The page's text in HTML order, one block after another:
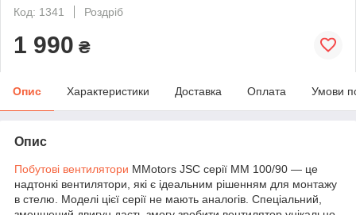
Код: 1341
Роздріб
1 990 ₴
Опис Характеристики Доставка Оплата Умови
Опис
Побутові вентилятори MMotors JSC серії ММ 100/90 — це
надтонкі вентилятори, які є ідеальним рішенням для монтажу
в стелю. Моделі цієї серії не мають аналогів. Спеціальний,